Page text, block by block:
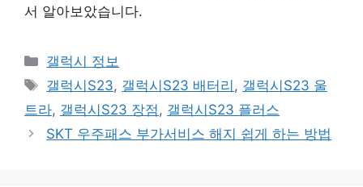
서 알아보았습니다.
Categories
갤럭시 정보
Tags
갤럭시S23, 갤럭시S23 배터리 , 갤럭시S23 울
트라, 갤럭시S23 장점 , 갤럭시S23 플러스
SKT 우주패스 부가서비스 해지 쉽게 하는 방법